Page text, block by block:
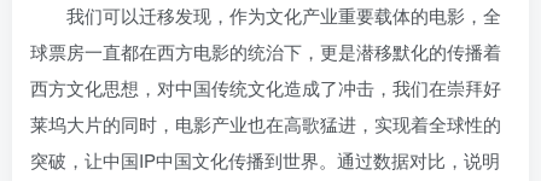
我们可以迁移发现，作为文化产业重要载体的电影，全
球票房一直都在西方电影的统治下，更是潜移默化的传播着
西方文化思想，对中国传统文化造成了冲击，我们在崇拜好
莱坞大片的同时，电影产业也在高歌猛进，实现着全球性的
突破，让中国IP中国文化传播到世界。通过数据对比，说明